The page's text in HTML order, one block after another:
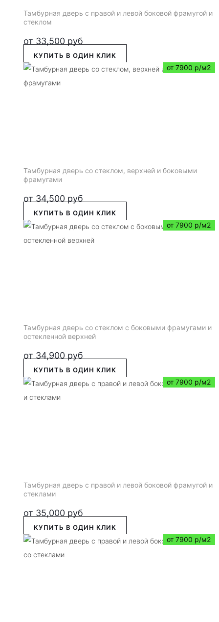
Тамбурная дверь с правой и левой боковой фрамугой и
стеклом
от 33,500 руб
КУПИТЬ В ОДИН КЛИК
от 7900 р/м2
Тамбурная дверь со стеклом, верхней и боковыми
фрамугами
от 34,500 руб
КУПИТЬ В ОДИН КЛИК
от 7900 р/м2
Тамбурная дверь со стеклом с боковыми фрамугами и
остекленной верхней
от 34,900 руб
КУПИТЬ В ОДИН КЛИК
от 7900 р/м2
Тамбурная дверь с правой и левой боковой фрамугой и
стеклами
от 35,000 руб
КУПИТЬ В ОДИН КЛИК
от 7900 р/м2